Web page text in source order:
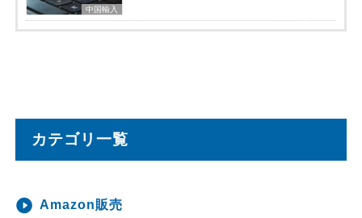
中国輸入
カテゴリ一覧
Amazon販売